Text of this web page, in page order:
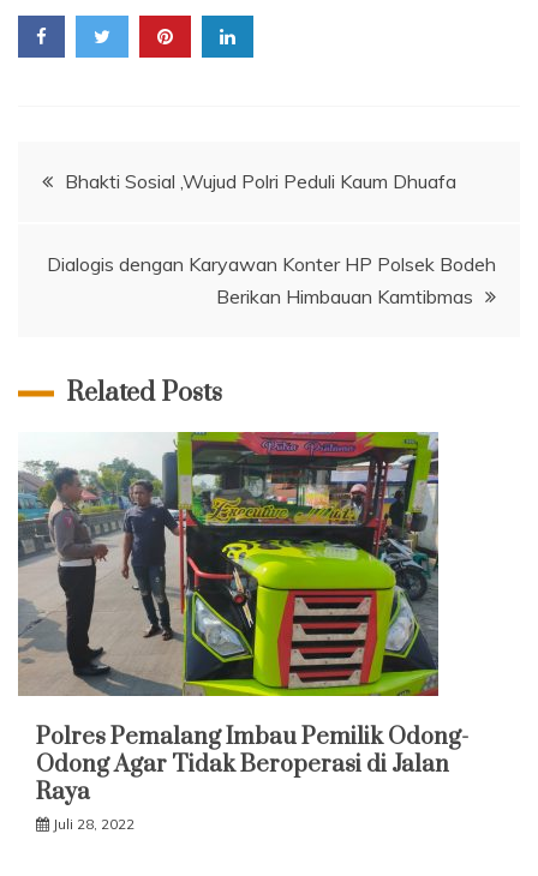
Navigasi
Bhakti Sosial ,Wujud Polri Peduli Kaum Dhuafa
Dialogis dengan Karyawan Konter HP Polsek Bodeh
Berikan Himbauan Kamtibmas
Related Posts
Polres Pemalang Imbau Pemilik Odong-
Odong Agar Tidak Beroperasi di Jalan
Raya
Juli 28, 2022